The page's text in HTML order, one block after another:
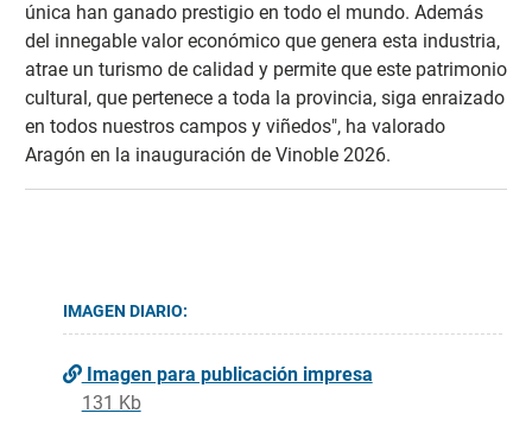
única han ganado prestigio en todo el mundo. Además
del innegable valor económico que genera esta industria,
atrae un turismo de calidad y permite que este patrimonio
cultural, que pertenece a toda la provincia, siga enraizado
en todos nuestros campos y viñedos", ha valorado
Aragón en la inauguración de Vinoble 2026.
IMAGEN DIARIO:
Imagen para publicación impresa
131 Kb